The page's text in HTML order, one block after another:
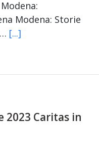
Modena: Storie
[...]
2023 Caritas in